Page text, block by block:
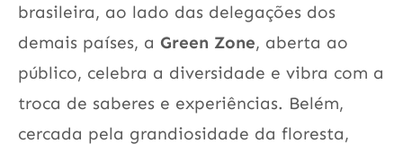
brasileira, ao lado das delegações dos
demais países, a Green Zone, aberta ao
público, celebra a diversidade e vibra com a
troca de saberes e experiências. Belém,
cercada pela grandiosidade da floresta,